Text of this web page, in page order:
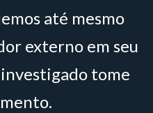
até mesmo
externo em seu
tome